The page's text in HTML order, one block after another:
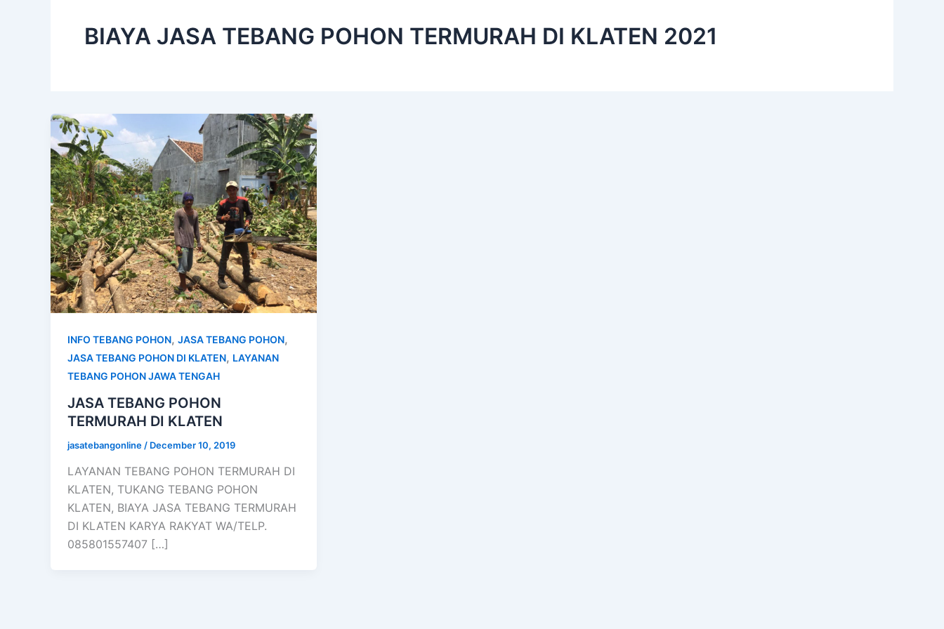
BIAYA JASA TEBANG POHON TERMURAH DI KLATEN 2021
INFO TEBANG POHON, JASA TEBANG POHON,
JASA TEBANG POHON DI KLATEN, LAYANAN
TEBANG POHON JAWA TENGAH
JASA TEBANG POHON
TERMURAH DI KLATEN
jasatebangonline / December 10, 2019
LAYANAN TEBANG POHON TERMURAH DI
KLATEN, TUKANG TEBANG POHON
KLATEN, BIAYA JASA TEBANG TERMURAH
DI KLATEN KARYA RAKYAT WA/TELP.
085801557407 […]